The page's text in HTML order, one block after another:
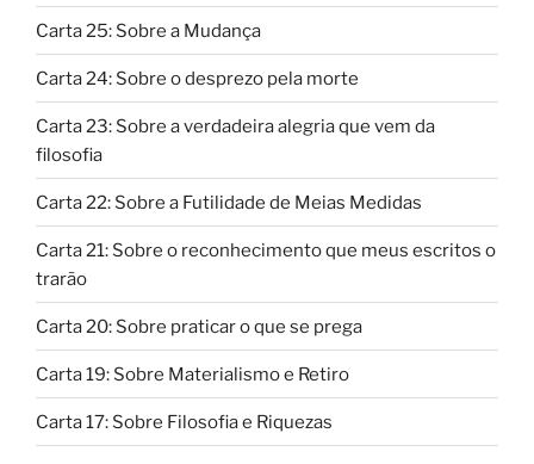
Carta 25: Sobre a Mudança
Carta 24: Sobre o desprezo pela morte
Carta 23: Sobre a verdadeira alegria que vem da
filosofia
Carta 22: Sobre a Futilidade de Meias Medidas
Carta 21: Sobre o reconhecimento que meus escritos o
trarão
Carta 20: Sobre praticar o que se prega
Carta 19: Sobre Materialismo e Retiro
Carta 17: Sobre Filosofia e Riquezas